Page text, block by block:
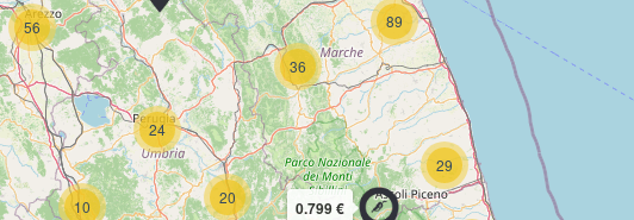
20
36
29
89
10
24
56
0.799 €